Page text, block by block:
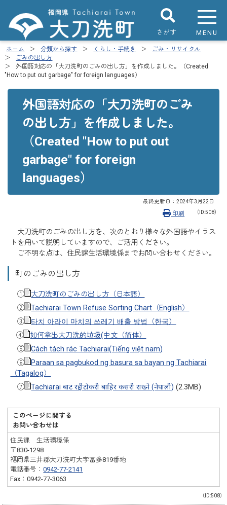
さがす MENU
ホーム 分類から探す くらし・手続き
ごみ・リサイクル
ごみの出し方
外国語対応の「大刀洗町のごみの出し方」を作成しました。（Created
"How to put out garbage" for foreign languages）
外国語対応の「大刀洗町のごみ
の出し方」を作成しました。
（Created "How to put out
garbage" for foreign
languages）
最終更新日： 2024年3月22日
（ID:508）
印刷
大刀洗町のごみの出し方を、次のとおり様々な外国語やイラス
トを用いて説明していますので、ご活用ください。
ご不明な点は、住民課生活環境係までお問い合わせください。
町のごみの出し方
①
大刀洗町のごみの出し方（日本語）
②
Tachiarai Town Refuse Sorting Chart（English）
③
타치 아라이 마치의 쓰레기 배출 방법（한국）
④
如何拿出大刀洗的垃圾(中文（简体）
⑤
Cách tách rác Tachiarai(Tiếng việt nam)
⑥
Paraan sa pagbukod ng basura sa bayan ng Tachiarai
（Tagalog）
⑦
Tachiarai बाट रद्दीटोकरी बाहिर कसरी राख्ने (नेपाली) (2.3MB)
このページに関する
お問い合わせは
住民課 生活環境係
〒830-1298
福岡県三井郡大刀洗町大字冨多819番地
電話番号：0942-77-2141
Fax：0942-77-3063
（ID:508）